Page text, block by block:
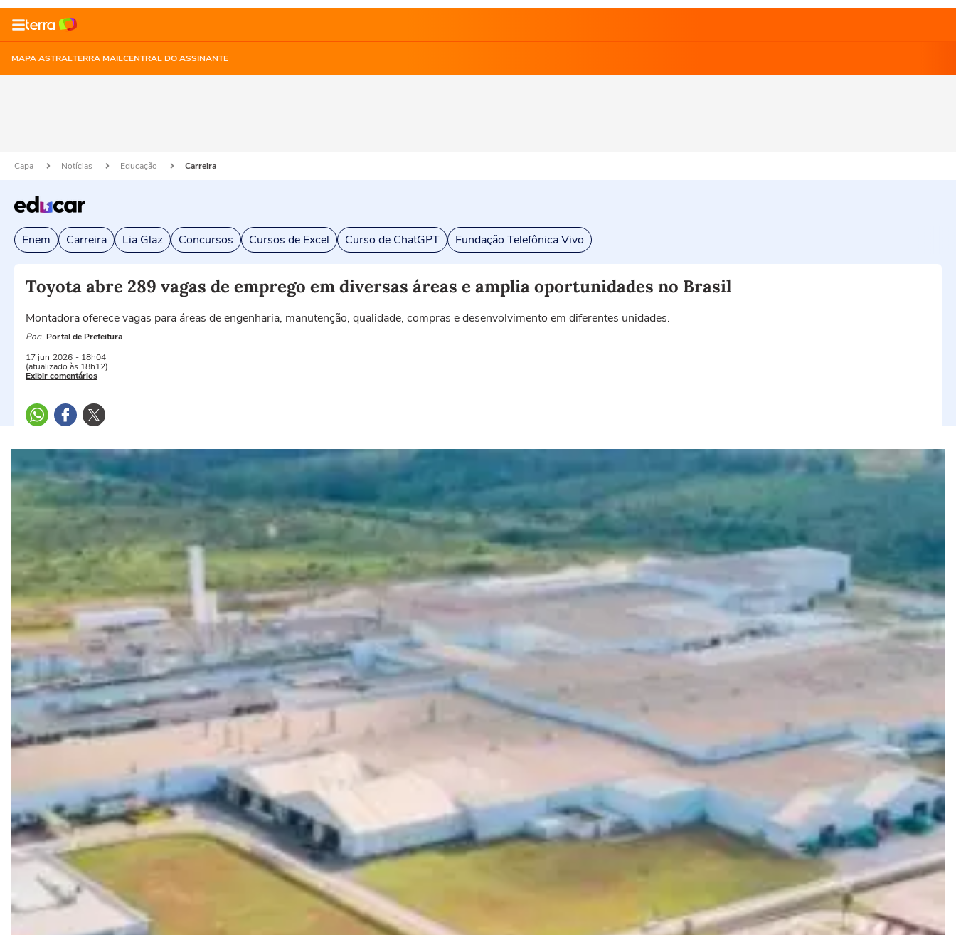
MAPA ASTRALTERRA MAILCENTRAL DO ASSINANTE
Capa Notícias Educação Carreira
Enem Carreira Lia Glaz Concursos Cursos de Excel Curso de ChatGPT Fundação Telefônica Vivo
Toyota abre 289 vagas de emprego em diversas áreas e amplia oportunidades no Brasil
Montadora oferece vagas para áreas de engenharia, manutenção, qualidade, compras e desenvolvimento em diferentes unidades.
Por: Portal de Prefeitura
17 jun 2026 - 18h04
(atualizado às 18h12)
Exibir comentários